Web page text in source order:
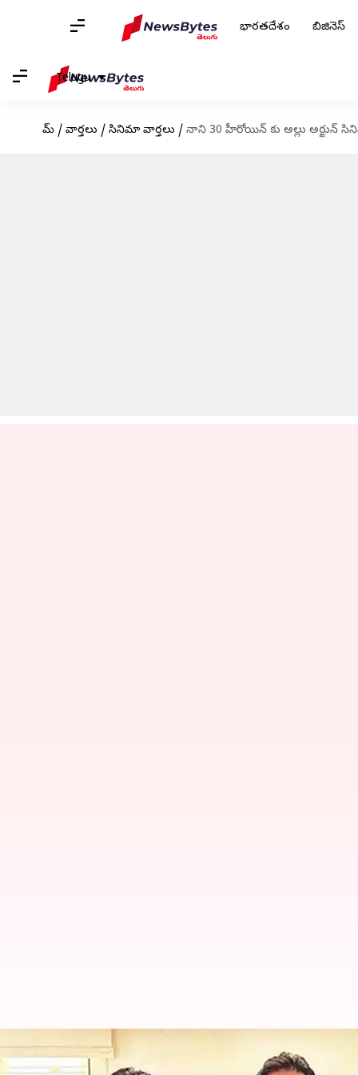
భారతదేశం బిజినెస్
Telugu
హోమ్ / వార్తలు / సినిమా వార్తలు / నాని 30 హీరోయిన్ కు అల్లు అర్జున్
నాని 30 హీరోయిన్ కు అల్లు అర్జున్